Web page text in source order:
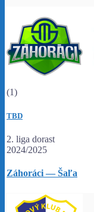
(1)
TBD
2. liga dorast
2024/2025
Záhoráci — Šaľa